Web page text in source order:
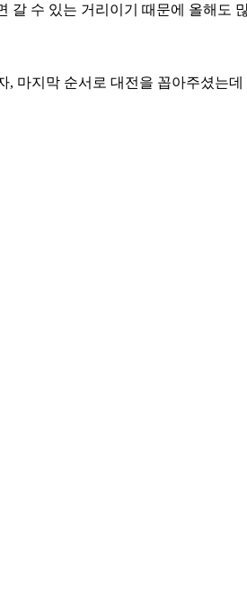
수 있는 거리이기 때문에 올해도
마지막 순서로 대전을 꼽아주셨는